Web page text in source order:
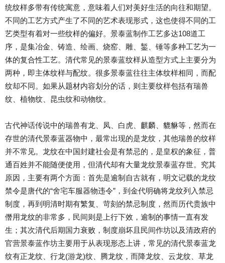
统纹样多带有传统寓意，意味着人们对美好生活的向往和期望。
不同的工艺方式产生了不同的艺术表现形式，这也使得不同的工
艺类型有着对一些纹样的偏好。景泰蓝制作工艺多达108道工
序，是集冶金、铸造、绘画、烧窑、雕、錾、锤等多种工艺为一
体的复合性工艺。清代常见的景泰蓝纹样从造型方式上主要分为
两种，即主体纹样与配纹。很多景泰蓝往往主体纹样相同，而配
纹却不同。如果从题材内容划分的话，则主要纹样包括有瑞兽
纹、植物纹、昆虫纹和动物纹。
古代神话传说中的瑞兽有龙、凤、白虎、麒麟、貔貅等，然而在
存世的清代景泰蓝器物中，最常出现的是龙纹，其他瑞兽的纹样
并不常见。龙纹在中国封建社会是有禁忌的，是皇权的象征，普
通百姓并不能随便使用，但清代却有大量龙纹景泰蓝存世。究其
原因，主要有两个方面：首先是逾制自古就有，明文记载的龙纹
禁令是唐代的“舍宅车服器物违令”，到金代明确将龙纹列入禁忌
制度，再到明清时期有繁复、苛刻的禁忌制度，然而历代贵族中
僭用龙纹的非常多，民间则是上行下效，逾制的事情一直有发
生；其次清代后期国力衰败，制度崩坏且民间作坊以及清政府的
官营景泰蓝作坊主要用于从表现形态上讲，常见的清代景泰蓝龙
纹有正龙纹、行龙(游龙)纹、腾龙纹，而降龙纹、云龙纹、草龙